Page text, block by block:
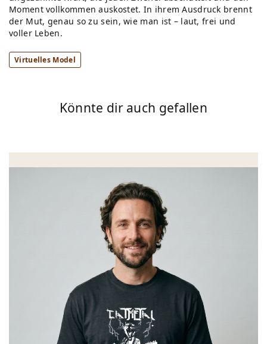
Moment vollkommen auskostet. In ihrem Ausdruck brennt
der Mut, genau so zu sein, wie man ist – laut, frei und
voller Leben.
Virtuelles Model
Könnte dir auch gefallen